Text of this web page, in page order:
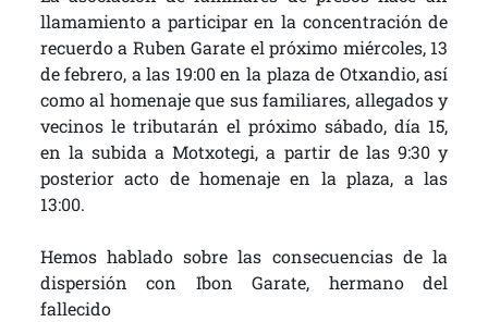
llamamiento a participar en la concentración de
recuerdo a Ruben Garate el próximo miércoles, 13
de febrero, a las 19:00 en la plaza de Otxandio, así
como al homenaje que sus familiares, allegados y
vecinos le tributarán el próximo sábado, día 15,
en la subida a Motxotegi, a partir de las 9:30 y
posterior acto de homenaje en la plaza, a las
13:00.
Hemos hablado sobre las consecuencias de la
dispersión con Ibon Garate, hermano del
fallecido